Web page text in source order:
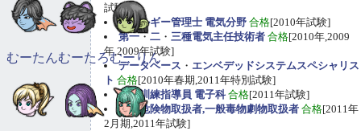
試験]
エネルギー管理士 電気分野 合格[2010年試験]
第一・二 ・ 三種電気主任技術者 合格[2010年,2009
年,2009年試験]
データベース ・ エンベデッドシステムスペシャリス
ト 合格[2010年春期,2011年特別試験]
職業訓練指導員 電子科 合格[2011年試験]
甲種危険物取扱者,一般毒物劇物取扱者 合格[2011年
2月期,2011年試験]
むーたんむーたろむーりん